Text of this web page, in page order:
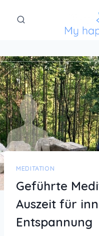
Inhalt
MEDITATION
Geführte
Auszeit für
Entspannung